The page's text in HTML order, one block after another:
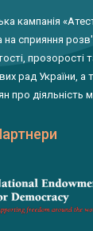
кампанія
на сприяння
прозорості
рад України, а
про діяльність